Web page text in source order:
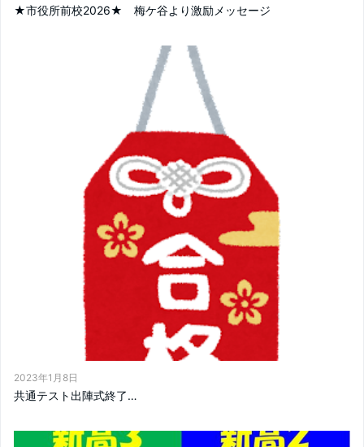
★市役所前校2026★ 梅ケ谷より激励メッセージ
2023年1月8日
共通テスト出陣式終了…